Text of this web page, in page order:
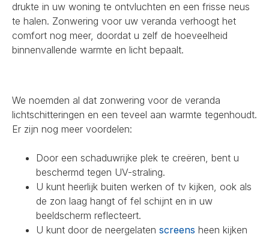
drukte in uw woning te ontvluchten en een frisse neus
te halen. Zonwering voor uw veranda verhoogt het
comfort nog meer, doordat u zelf de hoeveelheid
binnenvallende warmte en licht bepaalt.
We noemden al dat zonwering voor de veranda
lichtschitteringen en een teveel aan warmte tegenhoudt.
Er zijn nog meer voordelen:
Door een schaduwrijke plek te creëren, bent u
beschermd tegen UV-straling.
U kunt heerlijk buiten werken of tv kijken, ook als
de zon laag hangt of fel schijnt en in uw
beeldscherm reflecteert.
U kunt door de neergelaten screens heen kijken